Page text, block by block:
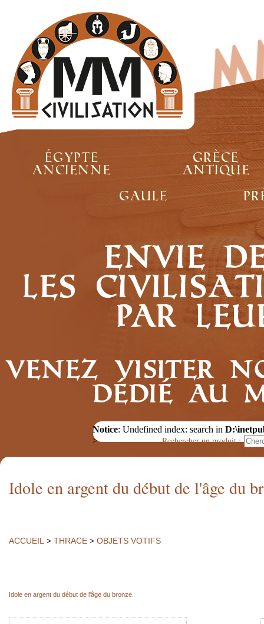
Égypte
ancienne
Grèce
antique
Gaule
Envie
les
par
Venez visiter
dédié au
Notice: Undefined index: search in
>
Rechercher un produit :
Idole en argent du début de l'âge du
ACCUEIL > THRACE > OBJETS VOTIFS
Idole en argent du début de l'âge du bronze.